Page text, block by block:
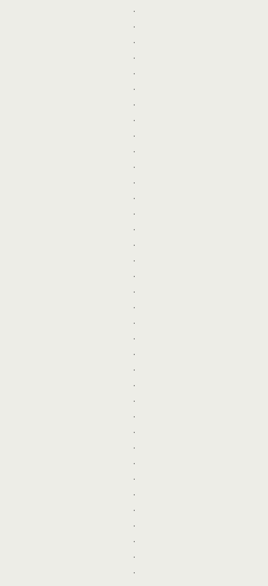
.
.
.
.
.
.
.
.
.
.
.
.
.
.
.
.
.
.
.
.
.
.
.
.
.
.
.
.
.
.
.
.
.
.
.
.
.